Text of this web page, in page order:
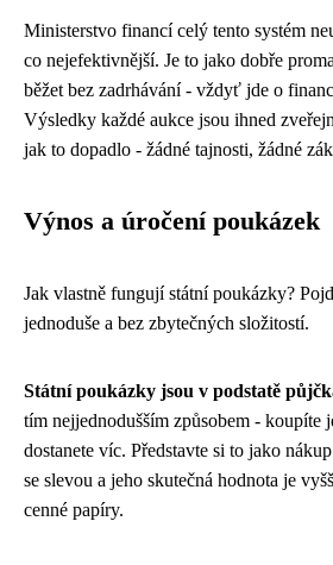
Ministerstvo financí celý tento systém
co nejefektivnější. Je to jako dobře
běžet bez zadrhávání - vždyť jde o
Výsledky každé aukce jsou ihned
jak to dopadlo - žádné tajnosti, žádné
Výnos a úročení poukázek
Jak vlastně fungují státní poukázky?
jednoduše a bez zbytečných složitostí.
Státní poukázky jsou v podstatě
tím nejjednodušším způsobem - koupíte
dostanete víc. Představte si to jako
se slevou a jeho skutečná hodnota je
cenné papíry.